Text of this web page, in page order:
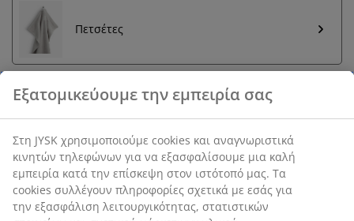
Πετσέτες
Εγγύηση τιμής
30 ημέρες εγγύηση τιμής σε όλα τα προϊόντα
SKU: 2519663